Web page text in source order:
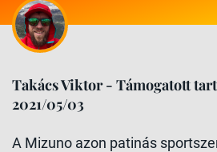
Takács Viktor - Támogatott
2021/05/03
A Mizuno azon patinás